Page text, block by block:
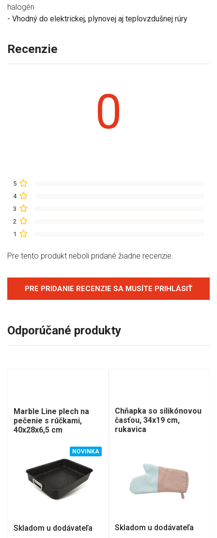
halogén
- Vhodný do elektrickej, plynovej aj teplovzdušnej rúry
Recenzie
0
5
4
3
2
1
Pre tento produkt neboli pridané žiadne recenzie.
PRE PRIDANIE RECENZIE SA MUSÍTE PRIHLÁSIŤ
Odporúčané produkty
Marble Line plech na
pečenie s rúčkami,
40x28x6,5 cm
NOVINKA
Skladom u dodávateľa
Chňapka so silikónovou
časťou, 34x19 cm,
rukavica
Skladom u dodávateľa